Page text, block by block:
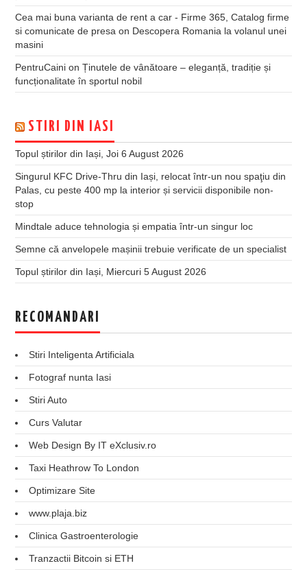
Cea mai buna varianta de rent a car - Firme 365, Catalog firme
si comunicate de presa on Descopera Romania la volanul unei
masini
PentruCaini onȚinutele de vânătoare – eleganță, tradiție și
funcționalitate în sportul nobil
STIRI DIN IASI
Topul știrilor din Iași, Joi 6 August 2026
Singurul KFC Drive-Thru din Iași, relocat într-un nou spaţiu din
Palas, cu peste 400 mp la interior și servicii disponibile non-
stop
Mindtale aduce tehnologia și empatia într-un singur loc
Semne că anvelopele mașinii trebuie verificate de un specialist
Topul știrilor din Iași, Miercuri 5 August 2026
RECOMANDARI
Stiri Inteligenta Artificiala
Fotograf nunta Iasi
Stiri Auto
Curs Valutar
Web Design By IT eXclusiv.ro
Taxi Heathrow To London
Optimizare Site
www.plaja.biz
Clinica Gastroenterologie
Tranzactii Bitcoin si ETH